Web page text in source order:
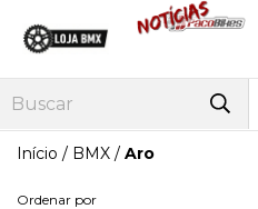
Início / BMX / Aro
Ordenar por